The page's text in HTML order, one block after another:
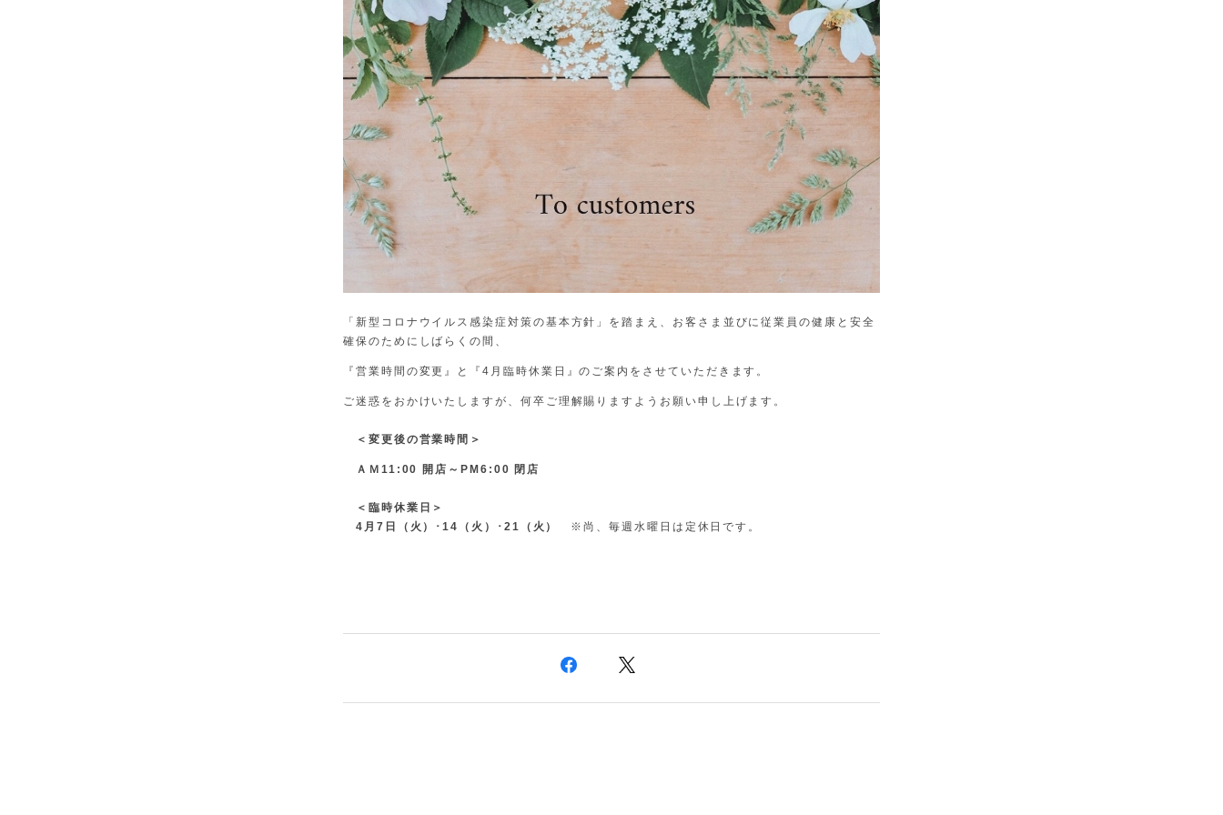
「新型コロナウイルス感染症対策の基本方針」を踏まえ、お客さま並びに従業員の健康と安全
確保のためにしばらくの間、
『営業時間の変更』と『4月臨時休業日』のご案内をさせていただきます。
ご迷惑をおかけいたしますが、何卒ご理解賜りますようお願い申し上げます。
＜変更後の営業時間＞
ＡＭ11:00 開店～PM6:00 閉店
＜臨時休業日＞
4月7日（火）･14（火）･21（火） ※尚、毎週水曜日は定休日です。